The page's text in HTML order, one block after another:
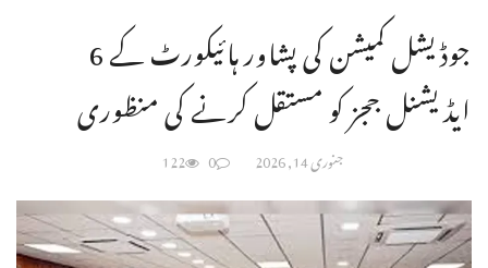
جوڈیشل کمیشن کی پشاور ہائیکورٹ کے 6
ایڈیشنل ججز کو مستقل کرنے کی منظوری
جنوری 14, 2026 0
122